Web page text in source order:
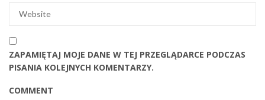
ZAPAMIĘTAJ MOJE DANE W TEJ PRZEGLĄDARCE PODCZAS
PISANIA KOLEJNYCH KOMENTARZY.
COMMENT